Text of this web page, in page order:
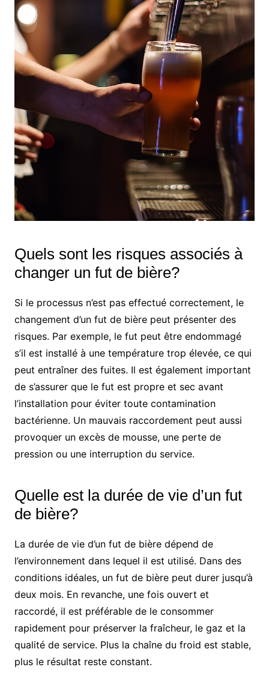
Quels sont les risques associés à
changer un fut de bière?
Si le processus n’est pas effectué correctement, le
changement d’un fut de bière peut présenter des
risques. Par exemple, le fut peut être endommagé
s’il est installé à une température trop élevée, ce qui
peut entraîner des fuites. Il est également important
de s’assurer que le fut est propre et sec avant
l’installation pour éviter toute contamination
bactérienne. Un mauvais raccordement peut aussi
provoquer un excès de mousse, une perte de
pression ou une interruption du service.
Quelle est la durée de vie d’un fut
de bière?
La durée de vie d’un fut de bière dépend de
l’environnement dans lequel il est utilisé. Dans des
conditions idéales, un fut de bière peut durer jusqu’à
deux mois. En revanche, une fois ouvert et
raccordé, il est préférable de le consommer
rapidement pour préserver la fraîcheur, le gaz et la
qualité de service. Plus la chaîne du froid est stable,
plus le résultat reste constant.